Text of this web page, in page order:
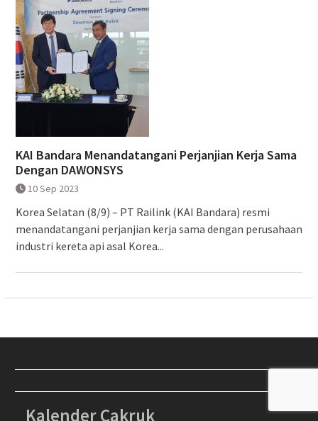
KAI Bandara Menandatangani Perjanjian Kerja Sama
Dengan DAWONSYS
10 Sep 2023
Korea Selatan (8/9) – PT Railink (KAI Bandara) resmi
menandatangani perjanjian kerja sama dengan perusahaan
industri kereta api asal Korea...
Kalender Cakruk